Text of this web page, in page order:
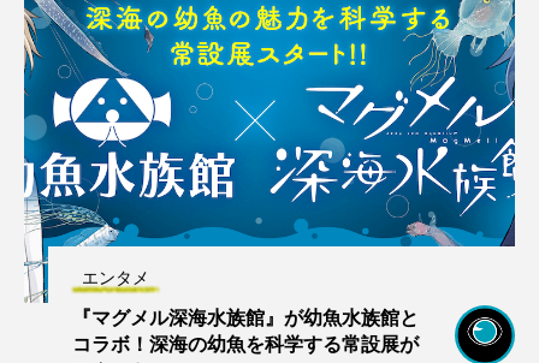
エンタメ
『マグメル深海水族館』が幼魚水族館と
コラボ！深海の幼魚を科学する常設展が